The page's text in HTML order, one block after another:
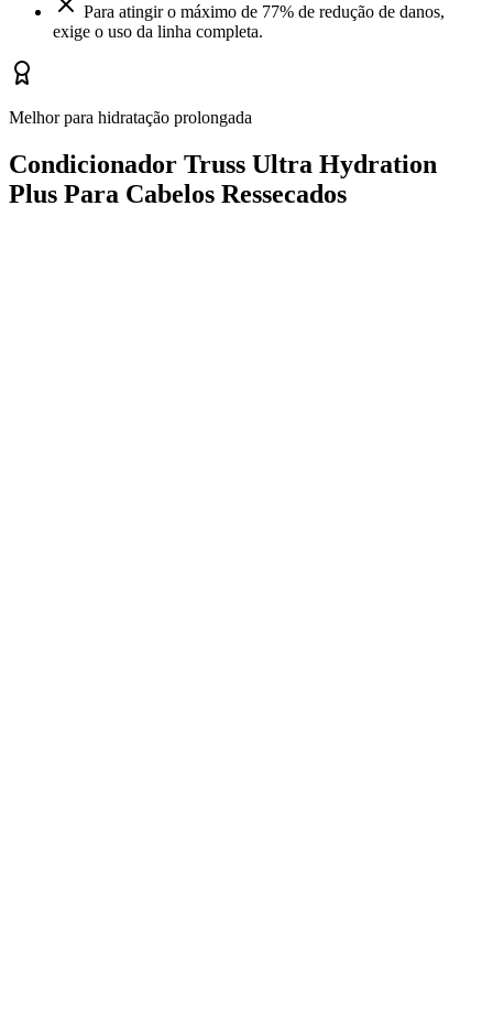
Para atingir o máximo de 77% de redução de danos,
exige o uso da linha completa.
Melhor para hidratação prolongada
Condicionador Truss Ultra Hydration
Plus Para Cabelos Ressecados